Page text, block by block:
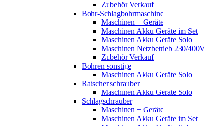
Zubehör Verkauf
Bohr-Schlagbohrmaschine
Maschinen + Geräte
Maschinen Akku Geräte im Set
Maschinen Akku Geräte Solo
Maschinen Netzbetrieb 230/400V
Zubehör Verkauf
Bohren sonstige
Maschinen Akku Geräte Solo
Ratschenschrauber
Maschinen Akku Geräte Solo
Schlagschrauber
Maschinen + Geräte
Maschinen Akku Geräte im Set